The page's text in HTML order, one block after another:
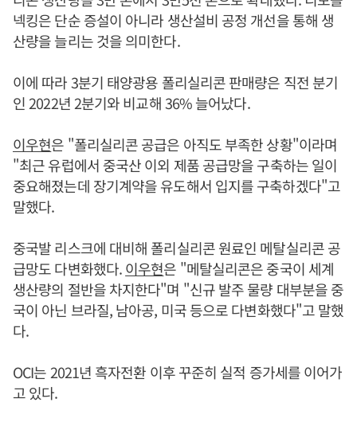
넥킹은 단순 증설이 아니라 생산설비 공정 개선을 통해 생
산량을 늘리는 것을 의미한다.
이에 따라 3분기 태양광용 폴리실리콘 판매량은 직전 분기
인 2022년 2분기와 비교해 36% 늘어났다.
이우현은 "폴리실리콘 공급은 아직도 부족한 상황"이라며
"최근 유럽에서 중국산 이외 제품 공급망을 구축하는 일이
중요해졌는데 장기계약을 유도해서 입지를 구축하겠다"고
말했다.
중국발 리스크에 대비해 폴리실리콘 원료인 메탈실리콘 공
급망도 다변화했다.이우현은 "메탈실리콘은 중국이 세계
생산량의 절반을 차지한다"며 "신규 발주 물량 대부분을 중
국이 아닌 브라질, 남아공, 미국 등으로 다변화했다"고 말했
다.
OCI는 2021년 흑자전환 이후 꾸준히 실적 증가세를 이어가
고 있다.